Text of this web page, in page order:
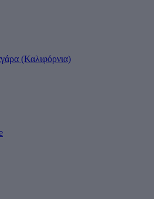
(Καλιφόρνια)